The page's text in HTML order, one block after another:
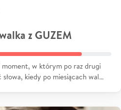
z GUZEM
w którym po raz drugi
słowa, kiedy po miesiącach wal…